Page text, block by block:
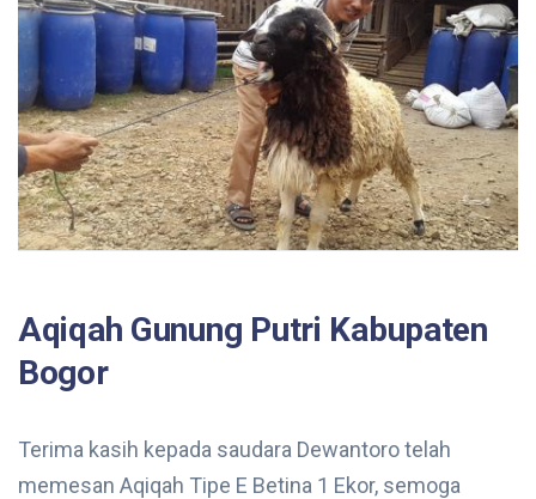
Aqiqah Gunung Putri Kabupaten
Bogor
Terima kasih kepada saudara Dewantoro telah
memesan Aqiqah Tipe E Betina 1 Ekor, semoga